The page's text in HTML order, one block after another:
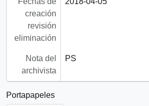
creación
revisión
eliminación
Nota del
archivista
PS
Portapapeles